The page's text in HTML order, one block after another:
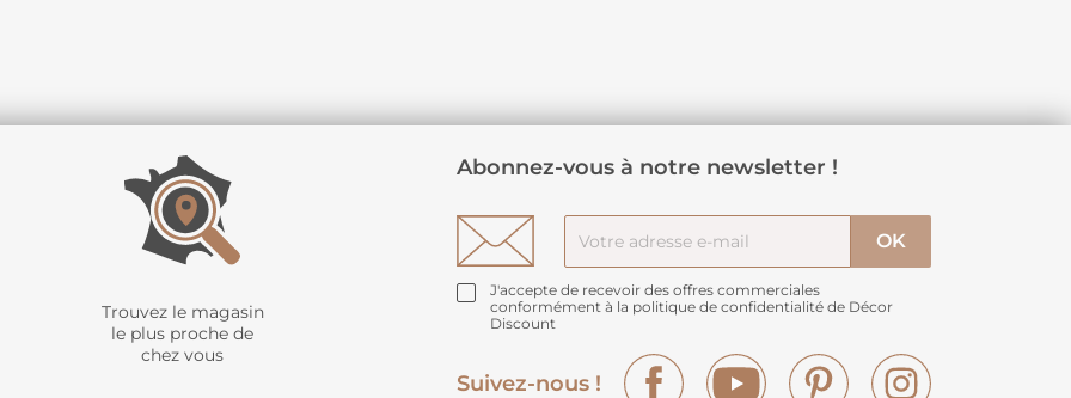
Trouvez le magasin
le plus proche de
chez vous
Abonnez-vous à notre newsletter !
J'accepte de recevoir des offres commerciales
conformément à la politique de confidentialité de Décor
Discount
Suivez-nous !
Facebook YouTube Pinterest